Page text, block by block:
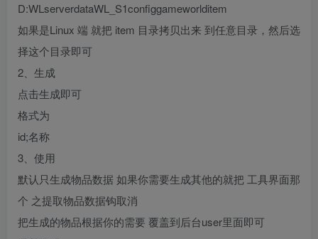
D:WLserverdataWL_S1configgameworlditem
如果是Linux 端 就把 item 目录拷贝出来 到任意目录，然后选
择这个目录即可
2、生成
点击生成即可
格式为
id;名称
3、使用
默认只生成物品数据 如果你需要生成其他的就把 工具界面那
个 之提取物品数据钩取消
把生成的物品根据你的需要 覆盖到后台user里面即可